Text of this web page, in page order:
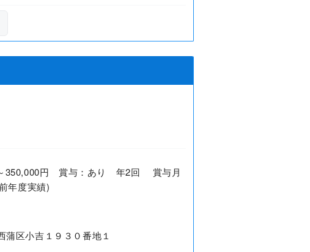
350,000円 賞与：あり 年2回 賞与月
年度実績)
蒲区小吉１９３０番地１